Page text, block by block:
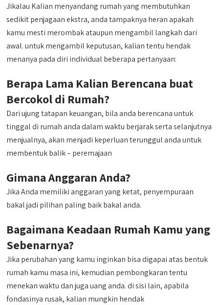
Jikalau Kalian menyandang rumah yang membutuhkan
sedikit penjagaan ekstra, anda tampaknya heran apakah
kamu mesti merombak ataupun mengambil langkah dari
awal. untuk mengambil keputusan, kalian tentu hendak
menanya pada diri individual beberapa pertanyaan:
Berapa Lama Kalian Berencana buat
Bercokol di Rumah?
Dari ujung tatapan keuangan, bila anda berencana untuk
tinggal di rumah anda dalam waktu berjarak serta selanjutnya
menjualnya, akan menjadi keperluan terunggul anda untuk
membentuk balik – peremajaan
Gimana Anggaran Anda?
Jika Anda memiliki anggaran yang ketat, penyempuraan
bakal jadi pilihan paling baik bakal anda.
Bagaimana Keadaan Rumah Kamu yang
Sebenarnya?
Jika perubahan yang kamu inginkan bisa digapai atas bentuk
rumah kamu masa ini, kemudian pembongkaran tentu
menekan waktu dan juga uang anda. di sisi lain, apabila
fondasinya rusak, kalian mungkin hendak